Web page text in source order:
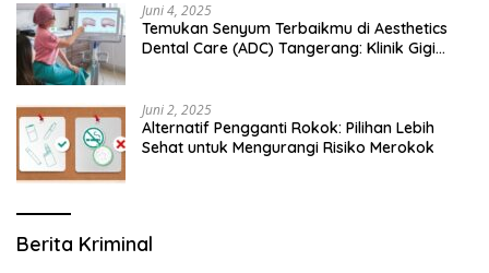
Juni 4, 2025
Temukan Senyum Terbaikmu di Aesthetics
Dental Care (ADC) Tangerang: Klinik Gigi
Juni 2, 2025
Alternatif Pengganti Rokok: Pilihan Lebih
Sehat untuk Mengurangi Risiko Merokok
Berita Kriminal